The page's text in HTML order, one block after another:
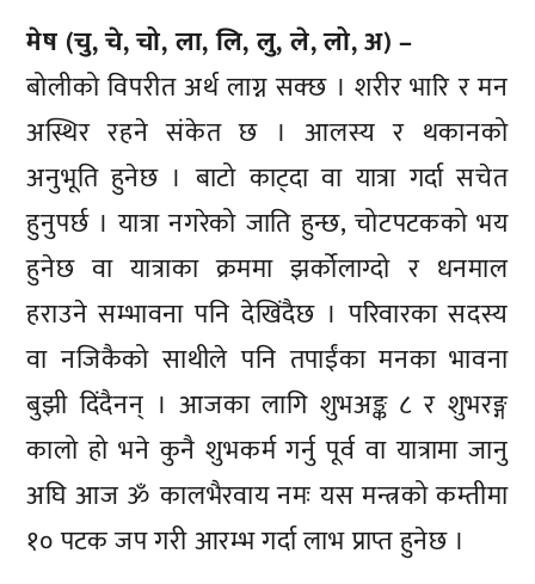
मेष (चु, चे, चो, ला, लि, लु, ले, लो, अ) –
बोलीको विपरीत अर्थ लाग्न सक्छ । शरीर भारि र मन
अस्थिर रहने संकेत छ । आलस्य र थकानको
अनुभूति हुनेछ । बाटो काट्दा वा यात्रा गर्दा सचेत
हुनुपर्छ । यात्रा नगरेको जाति हुन्छ, चोटपटकको भय
हुनेछ वा यात्राका क्रममा झर्कोलाग्दो र धनमाल
हराउने सम्भावना पनि देखिंदैछ । परिवारका सदस्य
वा नजिकैको साथीले पनि तपाईंका मनका भावना
बुझी दिंदैनन् । आजका लागि शुभअङ्क ८ र शुभरङ्ग
कालो हो भने कुनै शुभकर्म गर्नु पूर्व वा यात्रामा जानु
अघि आज ॐ कालभैरवाय नमः यस मन्त्रको कम्तीमा
१० पटक जप गरी आरम्भ गर्दा लाभ प्राप्त हुनेछ ।